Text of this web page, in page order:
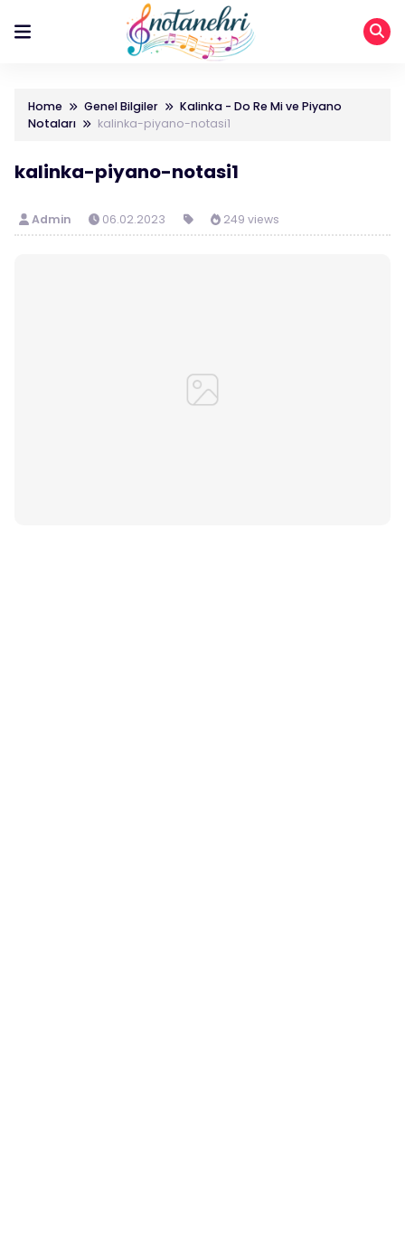
Home Genel Bilgiler
Kalinka - Do Re Mi ve Piyano
Notaları
kalinka-piyano-notasi1
kalinka-piyano-notasi1
Admin 06.02.2023 249 views